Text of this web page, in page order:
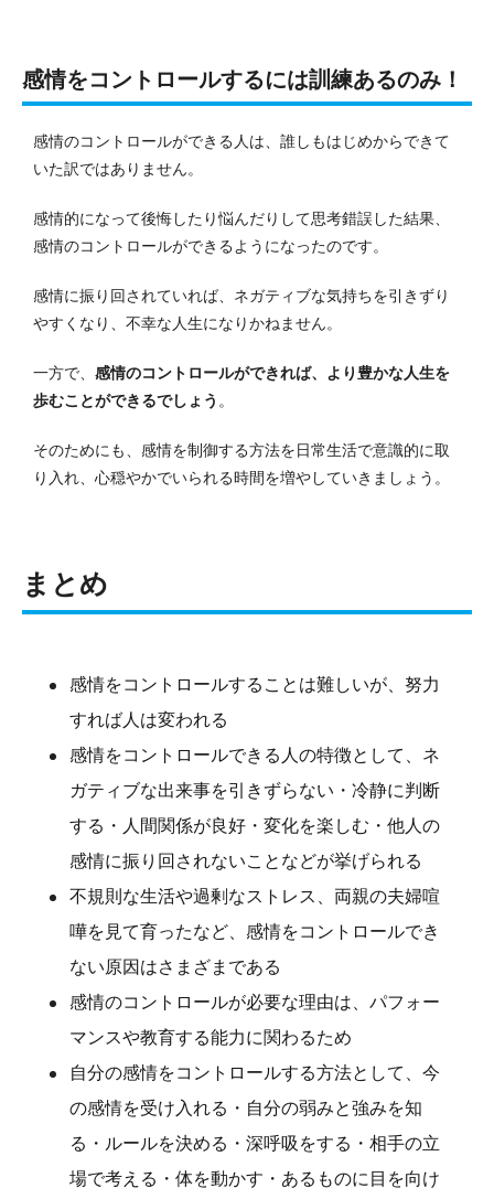
感情をコントロールするには訓練あるのみ！
感情のコントロールができる人は、誰しもはじめからできて
いた訳ではありません。
感情的になって後悔したり悩んだりして思考錯誤した結果、
感情のコントロールができるようになったのです。
感情に振り回されていれば、ネガティブな気持ちを引きずり
やすくなり、不幸な人生になりかねません。
一方で、 感情のコントロールができれば、より豊かな人生を
歩むことができるでしょう 。
そのためにも、感情を制御する方法を日常生活で意識的に取
り入れ、心穏やかでいられる時間を増やしていきましょう。
まとめ
感情をコントロールすることは難しいが、努力
すれば人は変われる
感情をコントロールできる人の特徴として、ネ
ガティブな出来事を引きずらない・冷静に判断
する・人間関係が良好・変化を楽しむ・他人の
感情に振り回されないことなどが挙げられる
不規則な生活や過剰なストレス、両親の夫婦喧
嘩を見て育ったなど、感情をコントロールでき
ない原因はさまざまである
感情のコントロールが必要な理由は、パフォー
マンスや教育する能力に関わるため
自分の感情をコントロールする方法として、今
の感情を受け入れる・自分の弱みと強みを知
る・ルールを決める・深呼吸をする・相手の立
場で考える・体を動かす・あるものに目を向け